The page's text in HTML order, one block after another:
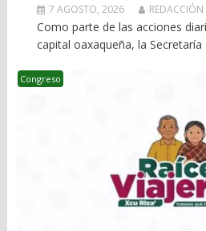
7 AGOSTO, 2026 REDACCIÓN
Como parte de las acciones
capital oaxaqueña, la Secretaría
Congreso